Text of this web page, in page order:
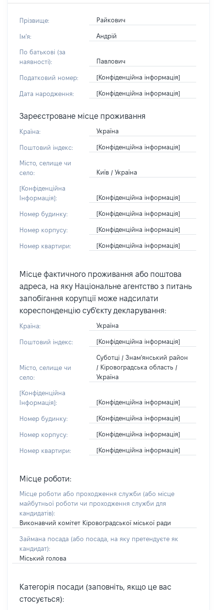
Прізвище: Райкович
Ім'я: Андрій
По батькові (за
наявності):
Павлович
Податковий номер: [Конфіденційна інформація]
Дата народження: [Конфіденційна інформація]
Зареєстроване місце проживання
Країна: Україна
Поштовий індекс: [Конфіденційна інформація]
Місто, селище чи
село:
Київ / Україна
[Конфіденційна
Інформація]:
[Конфіденційна інформація]
Номер будинку: [Конфіденційна інформація]
Номер корпусу: [Конфіденційна інформація]
Номер квартири: [Конфіденційна інформація]
Місце фактичного проживання або поштова
адреса, на яку Національне агентство з питань
запобігання корупції може надсилати
кореспонденцію суб'єкту декларування:
Країна: Україна
Поштовий індекс: [Конфіденційна інформація]
Місто, селище чи
село:
Суботці / Знам'янський район
/ Кіровоградська область /
Україна
[Конфіденційна
Інформація]:
[Конфіденційна інформація]
Номер будинку: [Конфіденційна інформація]
Номер корпусу: [Конфіденційна інформація]
Номер квартири: [Конфіденційна інформація]
Місце роботи:
Місце роботи або проходження служби (або місце
майбутньої роботи чи проходження служби для
кандидатів):
Виконавчий комітет Кіровоградської міської ради
Займана посада (або посада, на яку претендуєте як
кандидат):
Міський голова
Категорія посади (заповніть, якщо це вас
стосується):